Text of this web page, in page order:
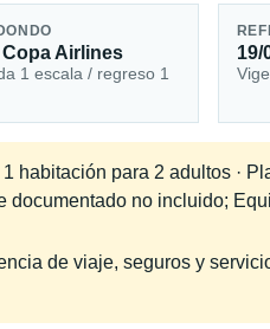
Airlines
1 escala / regreso 1
19/
habitación para 2 adultos ·
documentado no incluido;
de viaje, seguros y